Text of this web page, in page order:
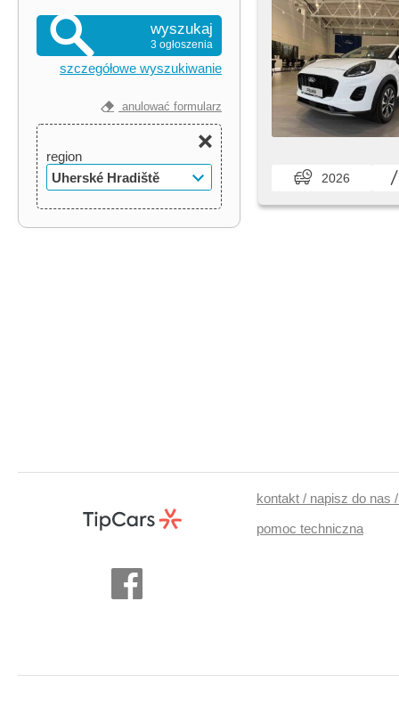
wyszukaj
3 ogłoszenia
szczegółowe wyszukiwanie
anulować formularz
region
Uherské Hradiště
2026
kontakt / napisz do nas
pomoc techniczna